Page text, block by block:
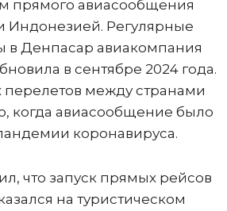
прямого авиасообщения
Индонезией. Регулярные
в Денпасар авиакомпания
в сентябре 2024 года.
перелетов между странами
когда авиасообщение было
коронавируса.
что запуск прямых рейсов
на туристическом